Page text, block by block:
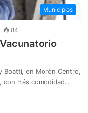
Municipios
84
Boatti, en Morón Centro,
con más comodidad…